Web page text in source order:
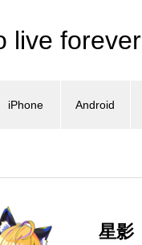
live forever
iPhone Android
星影